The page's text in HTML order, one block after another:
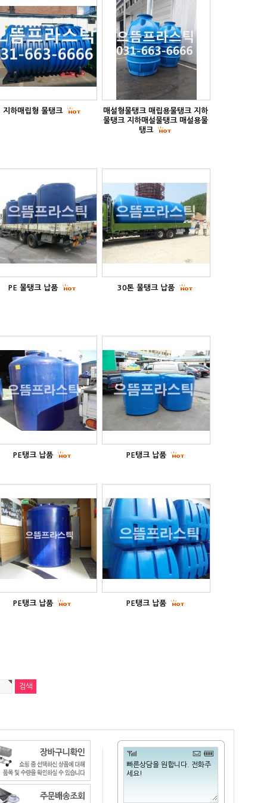
지하매립형 물탱크
매설형물탱크 매립용물탱크 지하
물탱크 지하매설물탱크 매설용물
탱크
PE 물탱크 납품 30톤 물탱크 납품
PE탱크 납품 PE탱크 납품
PE탱크 납품 PE탱크 납품